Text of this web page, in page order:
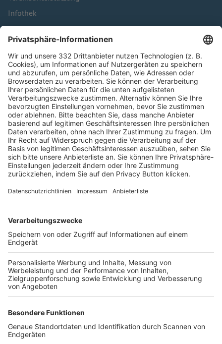
Infothek
Kontakt
HÄUFIG BESUCHTE SEITEN
Pässe und Vereinswechsel
Trainerausbildung
Schulungsangebot Vereinsmitarbeiter
BFV-Geschäftsstellen
Trainerbörse
Login SpielPlus
FOLGE DEM BFV
TOP-VEREINE
TOP-PARTNER